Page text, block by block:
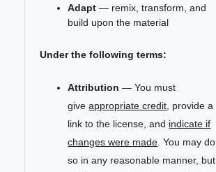
Adapt — remix, transform, and
build upon the material
Under the following terms:
Attribution — You must
giveappropriate credit, provide a
link to the license, and indicate if
changes were made. You may do
so in any reasonable manner, but